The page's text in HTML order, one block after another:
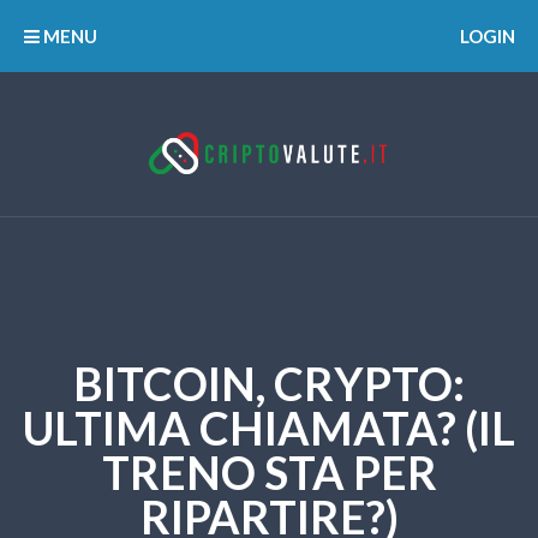
MENU LOGIN
BITCOIN, CRYPTO:
ULTIMA CHIAMATA? (IL
TRENO STA PER
RIPARTIRE?)